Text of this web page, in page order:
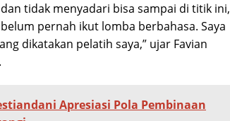
tidak menyadari bisa sampai di titik ini,
pernah ikut lomba berbahasa. Saya
dikatakan pelatih saya,” ujar Favian
Apresiasi Pola Pembinaan